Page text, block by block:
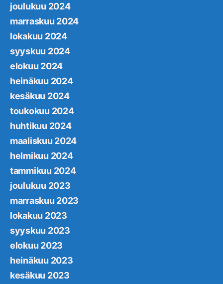
joulukuu 2024
marraskuu 2024
lokakuu 2024
syyskuu 2024
elokuu 2024
heinäkuu 2024
kesäkuu 2024
toukokuu 2024
huhtikuu 2024
maaliskuu 2024
helmikuu 2024
tammikuu 2024
joulukuu 2023
marraskuu 2023
lokakuu 2023
syyskuu 2023
elokuu 2023
heinäkuu 2023
kesäkuu 2023